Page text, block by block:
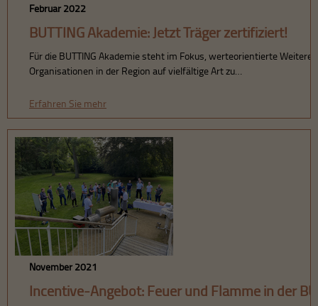
Februar 2022
BUTTING Akademie: Jetzt Träger zertifiziert!
Für die BUTTING Akademie steht im Fokus, werteorientierte
Organisationen in der Region auf vielfältige Art zu…
Erfahren Sie mehr
November 2021
Incentive-Angebot: Feuer und Flamme in der